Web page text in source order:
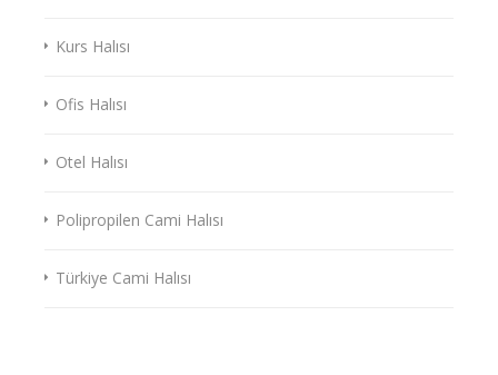
Kurs Halısı
Ofis Halısı
Otel Halısı
Polipropilen Cami Halısı
Türkiye Cami Halısı